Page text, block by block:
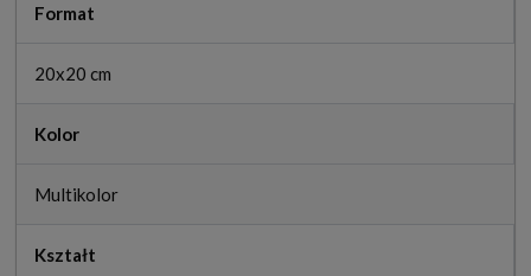
Format
20x20 cm
Kolor
Multikolor
Kształt